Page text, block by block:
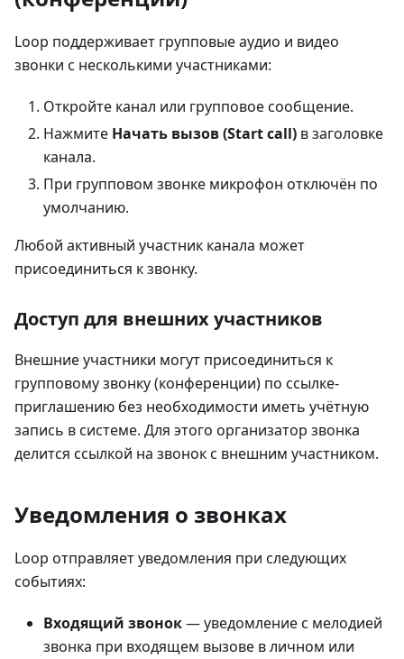
Loop поддерживает групповые аудио и видео
звонки с несколькими участниками:
Откройте канал или групповое сообщение.
Нажмите Начать вызов (Start call) в заголовке
канала.
При групповом звонке микрофон отключён по
умолчанию.
Любой активный участник канала может
присоединиться к звонку.
Доступ для внешних участников
Внешние участники могут присоединиться к
групповому звонку (конференции) по ссылке-
приглашению без необходимости иметь учётную
запись в системе. Для этого организатор звонка
делится ссылкой на звонок с внешним участником.
Уведомления о звонках
Loop отправляет уведомления при следующих
событиях:
Входящий звонок— уведомление с мелодией
звонка при входящем вызове в личном или